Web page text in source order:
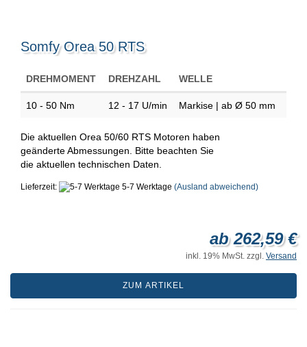
Somfy Orea 50 RTS
DREHMOMENT DREHZAHL WELLE
10 - 50 Nm 12 - 17 U/min Markise | ab Ø 50 mm
Die aktuellen Orea 50/60 RTS Motoren haben
geänderte Abmessungen. Bitte beachten Sie
die aktuellen technischen Daten.
Lieferzeit: 5-7 Werktage (Ausland abweichend)
ab 262,59 €
inkl. 19% MwSt. zzgl. Versand
ZUM ARTIKEL